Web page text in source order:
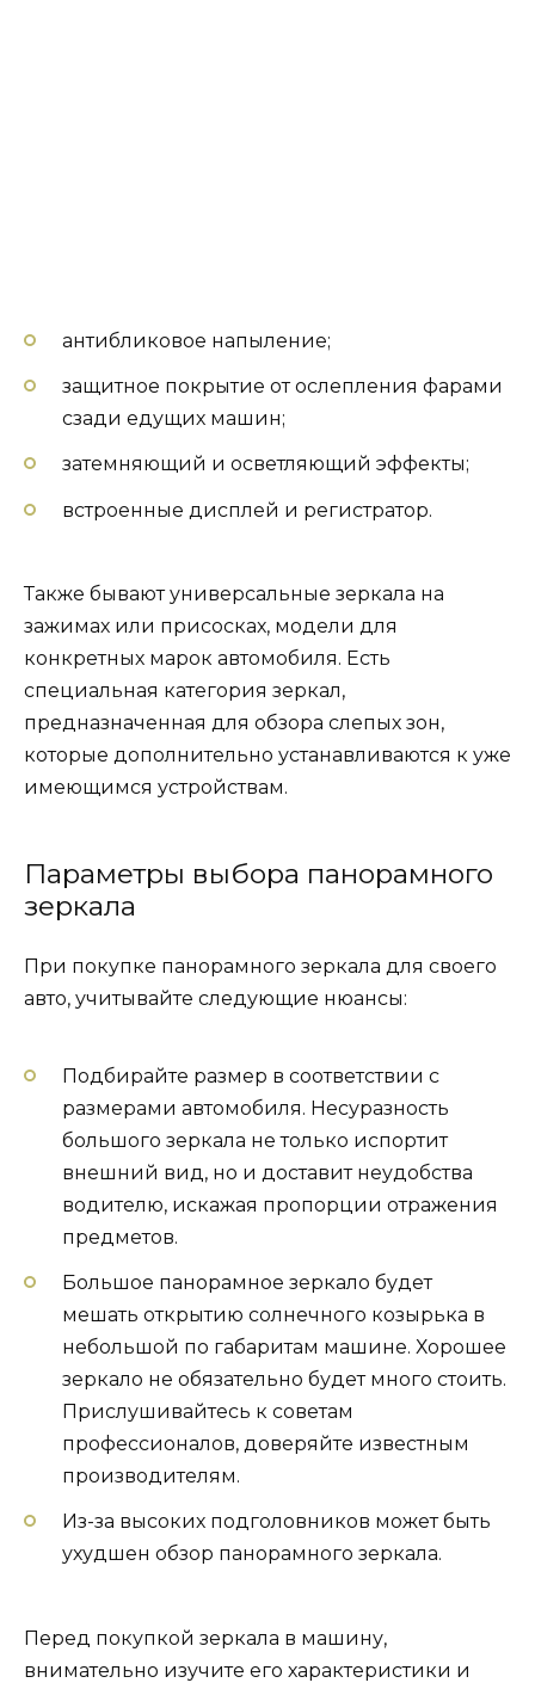
антибликовое напыление;
защитное покрытие от ослепления фарами
сзади едущих машин;
затемняющий и осветляющий эффекты;
встроенные дисплей и регистратор.
Также бывают универсальные зеркала на
зажимах или присосках, модели для
конкретных марок автомобиля. Есть
специальная категория зеркал,
предназначенная для обзора слепых зон,
которые дополнительно устанавливаются к уже
имеющимся устройствам.
Параметры выбора панорамного
зеркала
При покупке панорамного зеркала для своего
авто, учитывайте следующие нюансы:
Подбирайте размер в соответствии с
размерами автомобиля. Несуразность
большого зеркала не только испортит
внешний вид, но и доставит неудобства
водителю, искажая пропорции отражения
предметов.
Большое панорамное зеркало будет
мешать открытию солнечного козырька в
небольшой по габаритам машине. Хорошее
зеркало не обязательно будет много стоить.
Прислушивайтесь к советам
профессионалов, доверяйте известным
производителям.
Из-за высоких подголовников может быть
ухудшен обзор панорамного зеркала.
Перед покупкой зеркала в машину,
внимательно изучите его характеристики и